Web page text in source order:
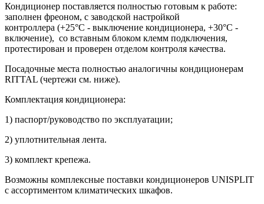
Кондиционер поставляется полностью готовым к работе:
заполнен фреоном, с заводской настройкой
контроллера (+25°С - выключение кондиционера, +30°С -
включение), со вставным блоком клемм подключения,
протестирован и проверен отделом контроля качества.
Посадочные места полностью аналогичны кондиционерам
RITTAL (чертежи см. ниже).
Комплектация кондиционера:
1) паспорт/руководство по эксплуатации;
2) уплотнительная лента.
3) комплект крепежа.
Возможны комплексные поставки кондиционеров UNISPLIT
c ассортиментом климатических шкафов.